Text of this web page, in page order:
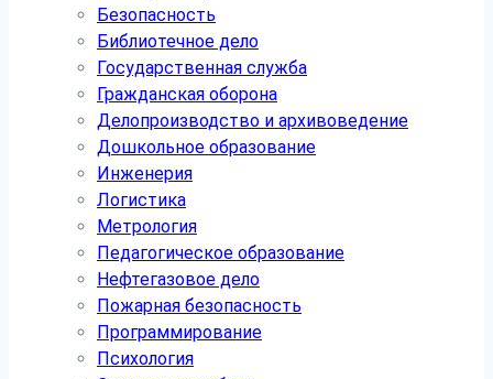
Безопасность
Библиотечное дело
Государственная служба
Гражданская оборона
Делопроизводство и архивоведение
Дошкольное образование
Инженерия
Логистика
Метрология
Педагогическое образование
Нефтегазовое дело
Пожарная безопасность
Программирование
Психология